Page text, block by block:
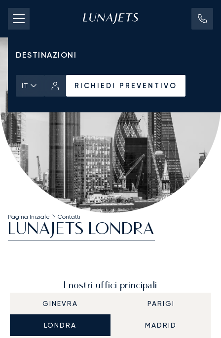
TARIFFE DI NOLEGGIO
JET PRIVATI
DESTINAZIONI
IT RICHIEDI PREVENTIVO
Pagina Iniziale Contatti
LUNAJETS LONDRA
I nostri uffici principali
GINEVRA PARIGI
LONDRA MADRID